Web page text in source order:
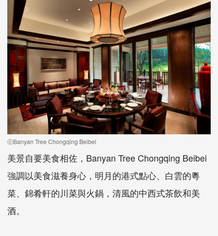
ⓒBanyan Tree Chongqing Beibei
美景自要美食相佐，Banyan Tree Chongqing Beibei
強調以美食滋養身心，明月的港式點心、白雲的粵
菜、錦肴軒的川菜與火鍋，清風的中西式茶飲和美
酒。